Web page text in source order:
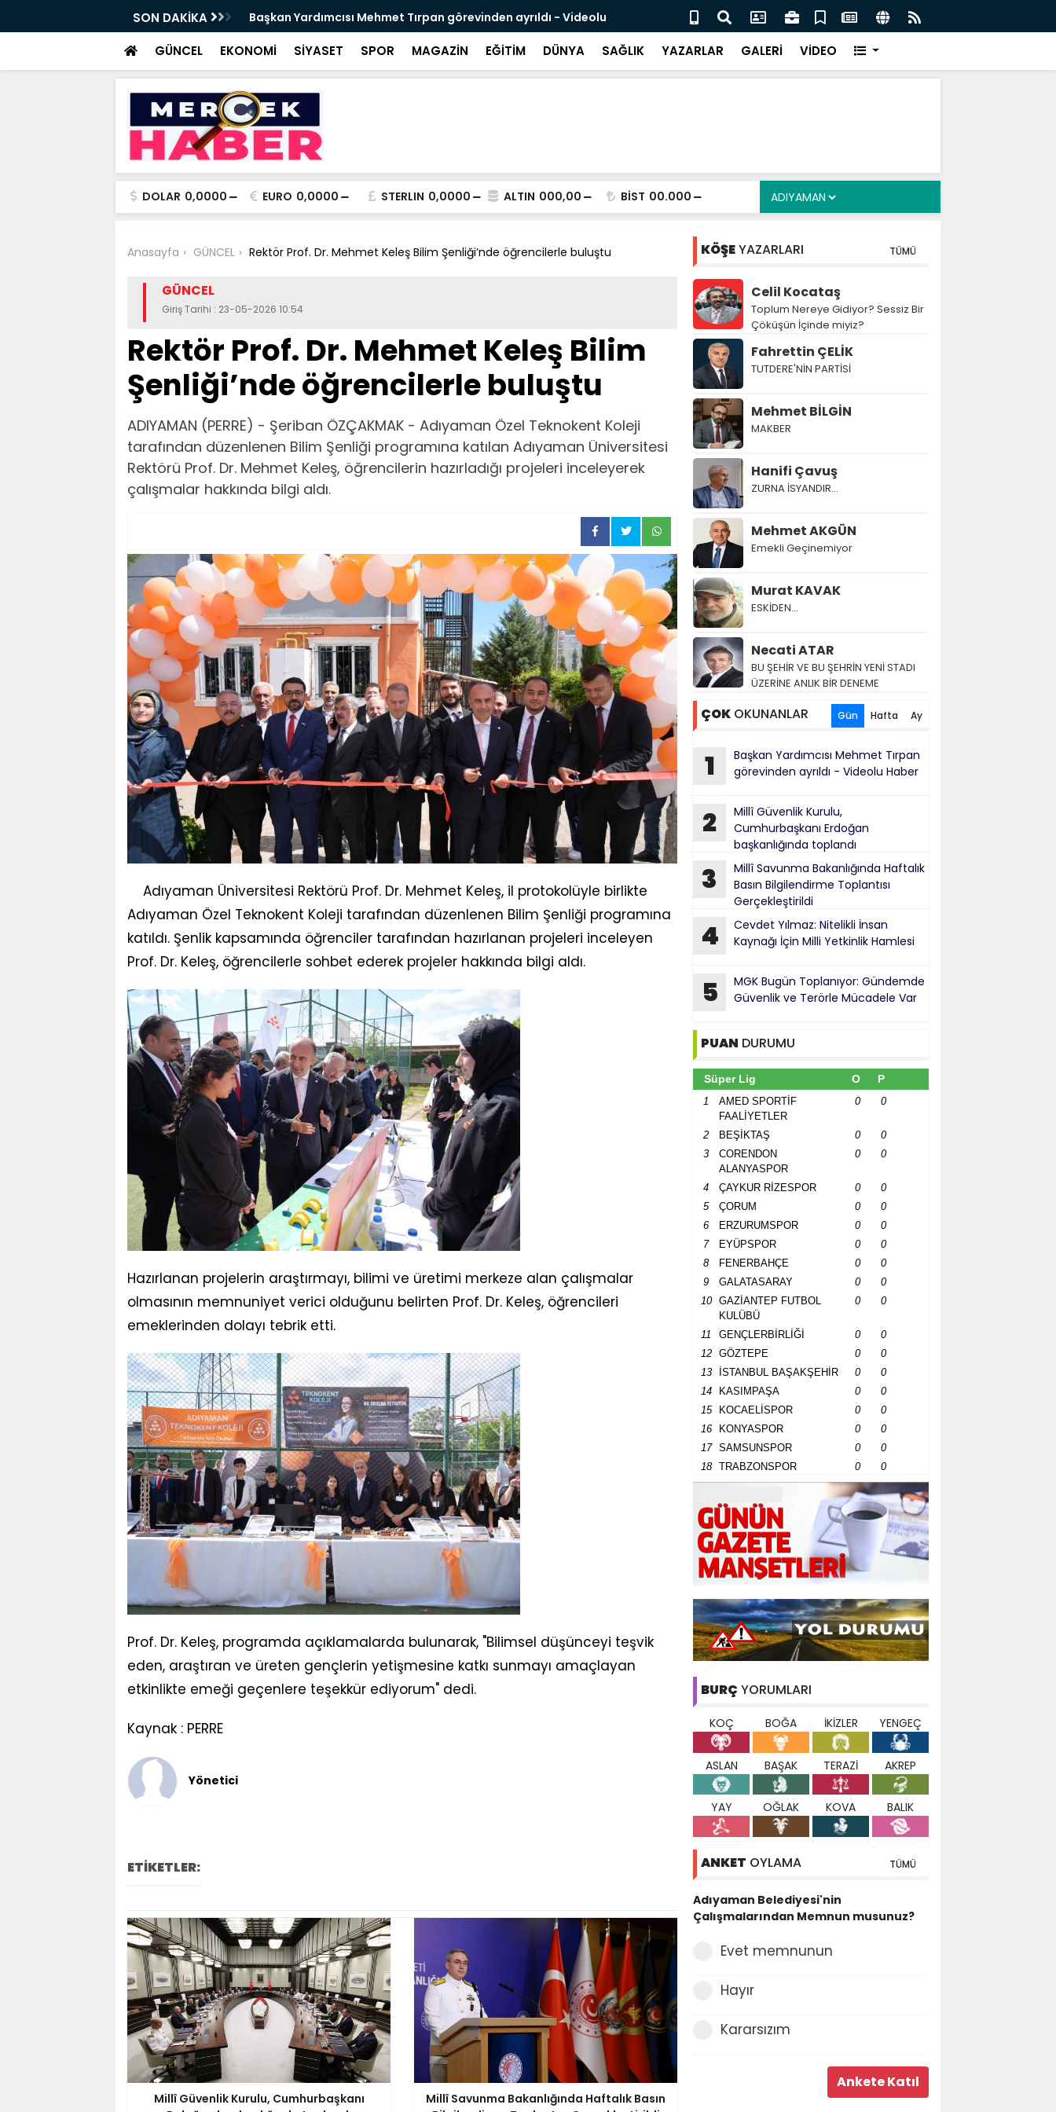
SON DAKİKA
Başkan Yardımcısı Mehmet Tırpan görevinden ayrıldı - Videolu
Cevdet Yılmaz: Nitelikli İnsan Kaynağı İçin Milli Yetkinlik Hamlesi
TBMM’de Çocuklara Yönelik Düzenleme
Tamamlandı
GÜNCEL EKONOMİ SİYASET SPOR MAGAZİN EĞİTİM DÜNYA SAĞLIK YAZARLAR GALERİ VİDEO
DOLAR 0,0000 EURO 0,0000 STERLIN 0,0000 ALTIN 000,00 BİST 00.000
Anasayfa GÜNCEL Rektör Prof. Dr. Mehmet Keleş Bilim Şenliği’nde öğrencilerle buluştu
GÜNCEL
Giriş Tarihi : 23-05-2026 10:54
Rektör Prof. Dr. Mehmet Keleş Bilim
Şenliği’nde öğrencilerle buluştu
ADIYAMAN (PERRE) - Şeriban ÖZÇAKMAK - Adıyaman Özel Teknokent Koleji
tarafından düzenlenen Bilim Şenliği programına katılan Adıyaman Üniversitesi
Rektörü Prof. Dr. Mehmet Keleş, öğrencilerin hazırladığı projeleri inceleyerek
çalışmalar hakkında bilgi aldı.
Adıyaman Üniversitesi Rektörü Prof. Dr. Mehmet Keleş, il protokolüyle birlikte
Adıyaman Özel Teknokent Koleji tarafından düzenlenen Bilim Şenliği programına
katıldı. Şenlik kapsamında öğrenciler tarafından hazırlanan projeleri inceleyen
Prof. Dr. Keleş, öğrencilerle sohbet ederek projeler hakkında bilgi aldı.
Hazırlanan projelerin araştırmayı, bilimi ve üretimi merkeze alan çalışmalar
olmasının memnuniyet verici olduğunu belirten Prof. Dr. Keleş, öğrencileri
emeklerinden dolayı tebrik etti.
Prof. Dr. Keleş, programda açıklamalarda bulunarak, "Bilimsel düşünceyi teşvik
eden, araştıran ve üreten gençlerin yetişmesine katkı sunmayı amaçlayan
etkinlikte emeği geçenlere teşekkür ediyorum" dedi.
Kaynak : PERRE
Yönetici
ETİKETLER:
Millî Güvenlik Kurulu, Cumhurbaşkanı
Millî Savunma Bakanlığında Haftalık Basın
KÖŞEYAZARLARI TÜMÜ
Celil Kocataş
Toplum Nereye Gidiyor? Sessiz Bir
Çöküşün İçinde miyiz?
Fahrettin ÇELİK
TUTDERE'NİN PARTİSİ
Mehmet BİLGİN
MAKBER
Hanifi Çavuş
ZURNA İSYANDIR...
Mehmet AKGÜN
Emekli Geçinemiyor
Murat KAVAK
ESKİDEN...
Necati ATAR
BU ŞEHİR VE BU ŞEHRİN YENİ STADI
ÜZERİNE ANLIK BİR DENEME
ÇOK OKUNANLAR Gün Hafta Ay
1
Başkan Yardımcısı Mehmet Tırpan
görevinden ayrıldı - Videolu Haber
2
Millî Güvenlik Kurulu,
Cumhurbaşkanı Erdoğan
başkanlığında toplandı
3
Millî Savunma Bakanlığında Haftalık
Basın Bilgilendirme Toplantısı
Gerçekleştirildi
4
Cevdet Yılmaz: Nitelikli İnsan
Kaynağı İçin Milli Yetkinlik Hamlesi
5
MGK Bugün Toplanıyor: Gündemde
Güvenlik ve Terörle Mücadele Var
PUAN DURUMU
Süper Lig O P
1
AMED SPORTİF
FAALİYETLER
0 0
2 BEŞİKTAŞ 0
0
3
CORENDON
ALANYASPOR
0 0
4 ÇAYKUR RİZESPOR 0
0
5
ÇORUM 0
0
6
ERZURUMSPOR 0
0
7
EYÜPSPOR 0
0
8
FENERBAHÇE 0
0
9
GALATASARAY 0
0
10
GAZİANTEP FUTBOL
KULÜBÜ
0 0
11 GENÇLERBİRLİĞİ 0
0
12
GÖZTEPE 0
0
13
İSTANBUL BAŞAKŞEHİR 0
0
14
KASIMPAŞA 0
0
15
KOCAELİSPOR 0
0
16
KONYASPOR 0
0
17
SAMSUNSPOR 0
0
18
TRABZONSPOR 0 0
BURÇ YORUMLARI
KOÇ BOĞA İKİZLER YENGEÇ
ASLAN BAŞAK TERAZİ AKREP
YAY OĞLAK KOVA BALIK
ANKET OYLAMA TÜMÜ
Adıyaman Belediyesi'nin
Çalışmalarından Memnun musunuz?
Evet memnunun
Hayır
Kararsızım